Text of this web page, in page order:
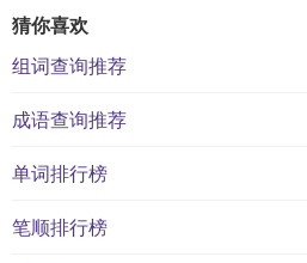
猜你喜欢
组词查询推荐
成语查询推荐
单词排行榜
笔顺排行榜